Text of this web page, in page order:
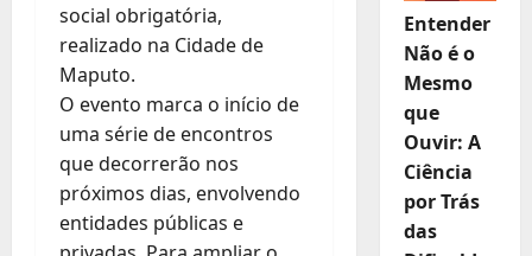
social obrigatória,
realizado na Cidade de
Maputo.
O evento marca o início de
uma série de encontros
que decorrerão nos
próximos dias, envolvendo
entidades públicas e
Entender
Não é o
Mesmo
que
Ouvir: A
Ciência
por Trás
das